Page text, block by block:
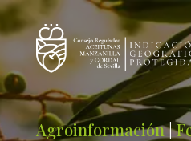
Agroinformación|